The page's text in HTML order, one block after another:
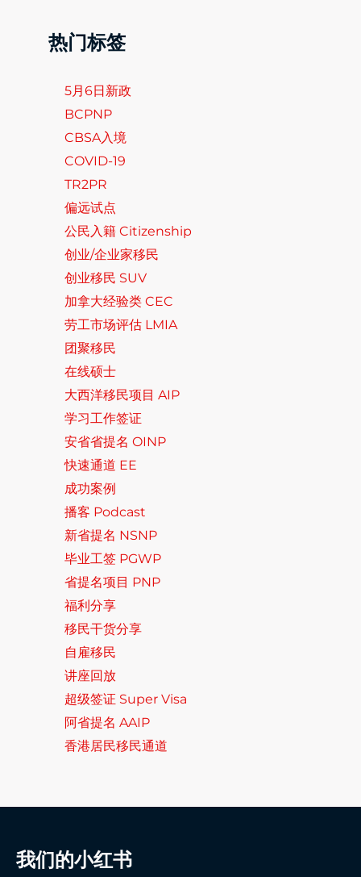
热门标签
5月6日新政
BCPNP
CBSA入境
COVID-19
TR2PR
偏远试点
公民入籍 Citizenship
创业/企业家移民
创业移民 SUV
加拿大经验类 CEC
劳工市场评估 LMIA
团聚移民
在线硕士
大西洋移民项目 AIP
学习工作签证
安省省提名 OINP
快速通道 EE
成功案例
播客 Podcast
新省提名 NSNP
毕业工签 PGWP
省提名项目 PNP
福利分享
移民干货分享
自雇移民
讲座回放
超级签证 Super Visa
阿省提名 AAIP
香港居民移民通道
我们的小红书